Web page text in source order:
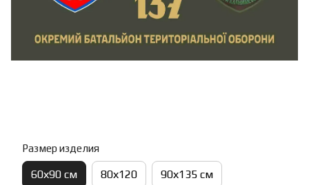
Размер изделия
60х90 см 80х120 90х135 см